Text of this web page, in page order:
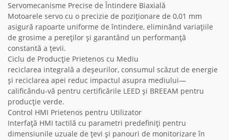
Servomecanisme Precise de Întindere Biaxială
Motoarele servo cu o precizie de poziționare de 0,01 mm
asigură rapoarte uniforme de întindere, eliminând variațiile
de grosime a pereților și garantând un performanță
constantă a țevii.
Ciclu de Producție Prietenos cu Mediu
reciclarea integrală a deșeurilor, consumul scăzut de energie
și reciclarea apei reduc impactul asupra mediului—
calificându-vă pentru certificările LEED și BREEAM pentru
producție verde.
Control HMI Prietenos pentru Utilizator
Interfață HMI tactilă cu parametri predefiniți pentru
dimensiunile uzuale de țevi și panouri de monitorizare în